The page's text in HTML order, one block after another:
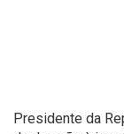
Presidente da